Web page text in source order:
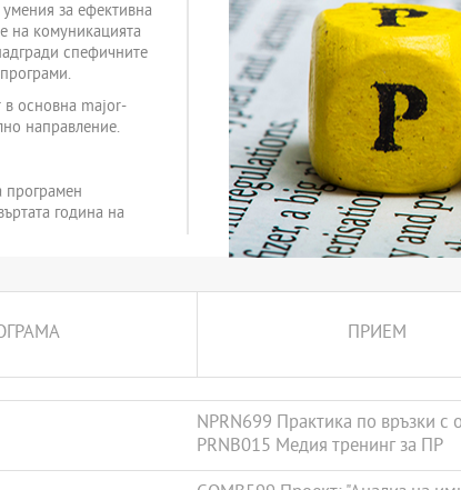
за ефективна
на комуникацията
спефичните
в основна major-
направление.
година на
ПРИЕМ
NPRN699 Практика по връзки с
PRNB015 Медия тренинг за ПР